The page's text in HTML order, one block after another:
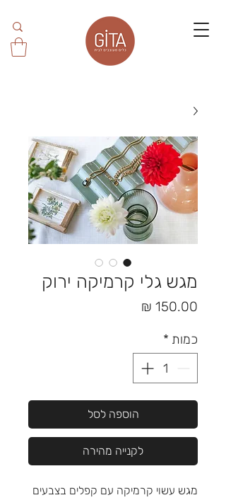
מגש גלי קרמיקה ירוק
כמות *
הוספה לסל
לקנייה מהירה
מגש עשוי קרמיקה עם קפלים בצבעים